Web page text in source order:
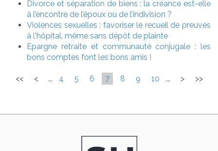
Divorce et séparation de biens : la créance est-elle
à l’encontre de l’époux ou de l’indivision ?
Violences sexuelles : favoriser le recueil de preuves
à l'hôpital, même sans dépôt de plainte
Epargne retraite et communauté conjugale : les
bons comptes font les bons amis !
<< < ... 4 5 6 7 8 9 10 ... > >>